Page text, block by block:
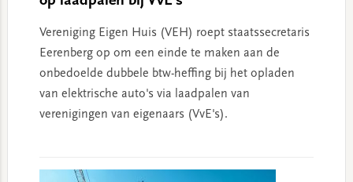
Vereniging Eigen Huis (VEH) roept staatssecretaris
Eerenberg op om een einde te maken aan de
onbedoelde dubbele btw-heffing bij het opladen
van elektrische auto's via laadpalen van
verenigingen van eigenaars (VvE's).